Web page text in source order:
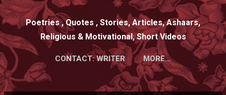
Poetries , Quotes , Stories, Articles, Ashaars,
Religious & Motivational, Short Videos
CONTACT: WRITER MORE…
HTTPS://WWW.YOUTUBE.COM/CHANNEL/